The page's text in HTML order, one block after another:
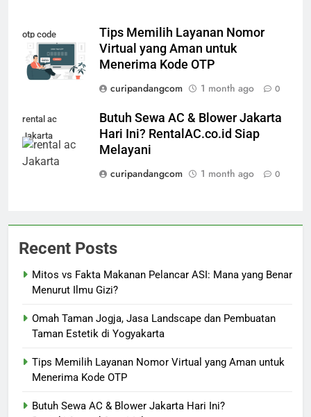
otp code
Tips Memilih Layanan Nomor
Virtual yang Aman untuk
Menerima Kode OTP
curipandangcom
1 month ago 0
rental ac
Jakarta
Butuh Sewa AC & Blower Jakarta
Hari Ini? RentalAC.co.id Siap
Melayani
curipandangcom
1 month ago 0
Recent Posts
Mitos vs Fakta Makanan Pelancar ASI: Mana yang Benar
Menurut Ilmu Gizi?
Omah Taman Jogja, Jasa Landscape dan Pembuatan
Taman Estetik di Yogyakarta
Tips Memilih Layanan Nomor Virtual yang Aman untuk
Menerima Kode OTP
Butuh Sewa AC & Blower Jakarta Hari Ini?